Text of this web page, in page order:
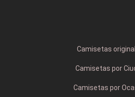
Camisetas
Camisetas por
Camisetas por